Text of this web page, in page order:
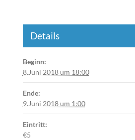
Details
Beginn:
8.Juni 2018 um 18:00
Ende:
9.Juni 2018 um 1:00
Eintritt:
€5